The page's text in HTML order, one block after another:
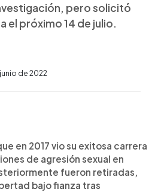
pero solicitó
el próximo 14 de julio.
de 2022
en 2017 vio su exitosa carrera
de agresión sexual en
fueron retiradas,
bajo fianza tras